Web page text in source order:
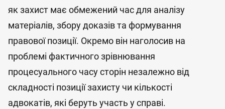
як захист має обмежений час для аналізу
матеріалів, збору доказів та формування
правової позиції. Окремо він наголосив на
проблемі фактичного зрівнювання
процесуального часу сторін незалежно від
складності позиції захисту чи кількості
адвокатів, які беруть участь у справі.